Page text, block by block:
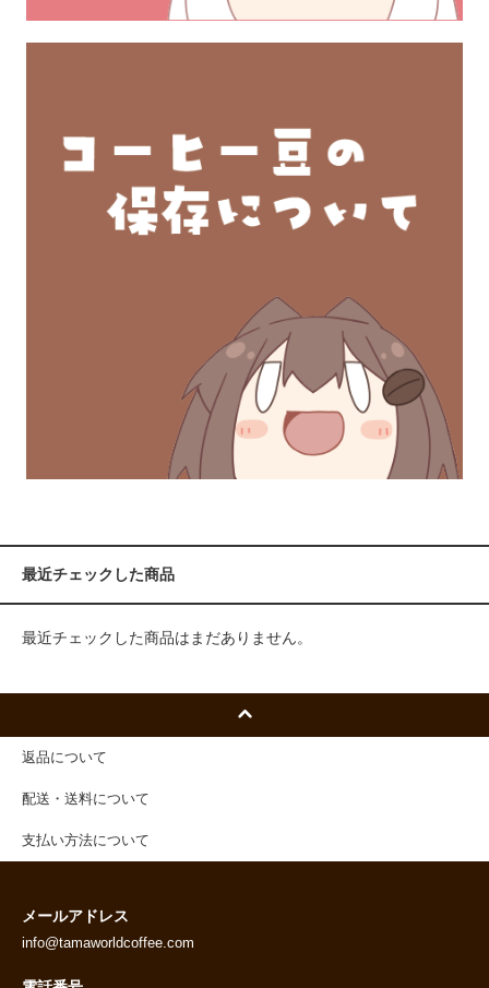
最近チェックした商品
最近チェックした商品はまだありません。
返品について
配送・送料について
支払い方法について
メールアドレス
info@tamaworldcoffee.com